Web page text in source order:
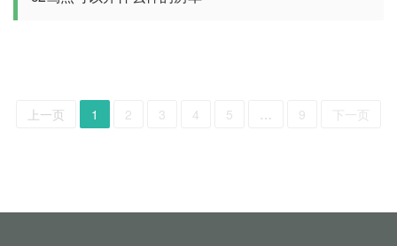
上一页 1 2 3 4 5 … 9 下一页